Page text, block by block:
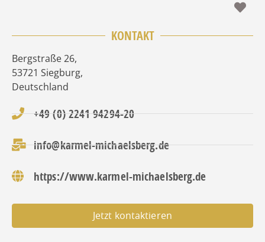
KONTAKT
Bergstraße 26,
53721 Siegburg,
Deutschland
+49 (0) 2241 94294-20
info@karmel-michaelsberg.de
https://www.karmel-michaelsberg.de
Jetzt kontaktieren